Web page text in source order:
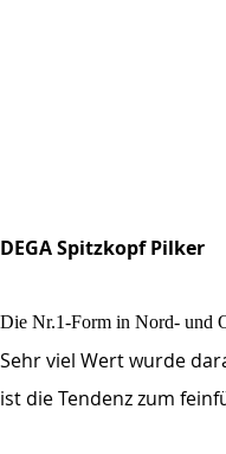
DEGA Spitzkopf Pilker
Die Nr.1-Form in Nord- und
Sehr viel Wert wurde
ist die Tendenz zum